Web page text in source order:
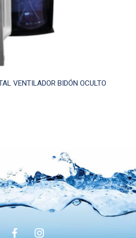
VENTILADOR BIDÓN OCULTO